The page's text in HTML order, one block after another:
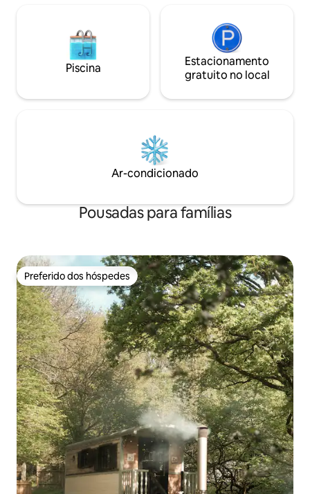
Piscina
Estacionamento
gratuito no local
Ar-condicionado
Pousadas para famílias
Preferido dos hóspedes
Preferido dos hóspedes